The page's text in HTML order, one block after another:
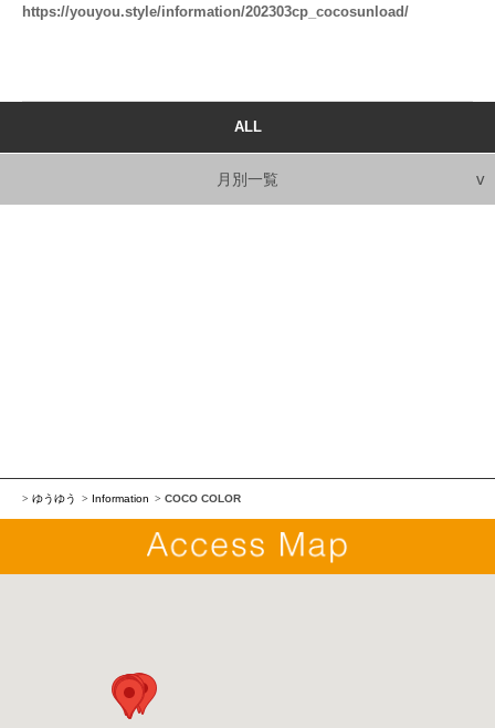
https://youyou.style/information/202303cp_cocosunload/
ALL
月別一覧
ゆうゆう Information COCO COLOR